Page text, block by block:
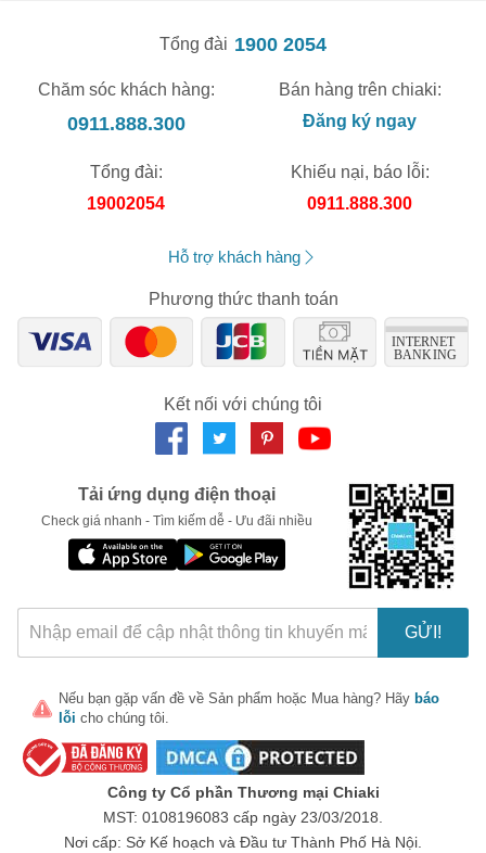
Tổng đài 1900 2054
Chăm sóc khách hàng:
0911.888.300
Bán hàng trên chiaki:
Đăng ký ngay
Tổng đài:
19002054
Khiếu nại, báo lỗi:
0911.888.300
Hỗ trợ khách hàng
Phương thức thanh toán
Kết nối với chúng tôi
Tải ứng dụng điện thoại
Check giá nhanh - Tìm kiếm dễ - Ưu đãi nhiều
GỬI!
Nếu bạn gặp vấn đề về Sản phẩm hoặc Mua hàng? Hãy báo
lỗi cho chúng tôi.
Công ty Cổ phần Thương mại Chiaki
MST: 0108196083 cấp ngày 23/03/2018.
Nơi cấp: Sở Kế hoạch và Đầu tư Thành Phố Hà Nội.
🎁 Đừng Bỏ Lỡ! 🎁
Mã Giảm Giá Dành Riêng Cho Bạn
Giảm ngay - cho bất kỳ đơn hàng nào.
XXX-XXXX
Số lần áp dụng:1lần
Chỉ áp dụng cho gian hàng:
Ngày hết hạn:
LẤY MÃ NGAY